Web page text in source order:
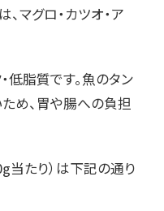
マグロ・カツオ・ア
低脂質です。魚のタン
め、胃や腸への負担
当たり）は下記の通り